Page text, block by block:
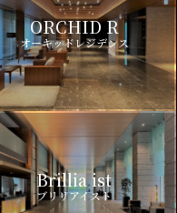
ORCHID R
オーキッドレジデンス
Brillia ist
ブリリアイスト